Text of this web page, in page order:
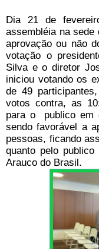
Dia 21 de
assembléia na sede
aprovação ou não
votação o
Silva e o diretor
iniciou votando os
de 49
votos contra, as
para o publico em
sendo favorável a
pessoas, ficando
quanto pelo
Arauco do Brasil.